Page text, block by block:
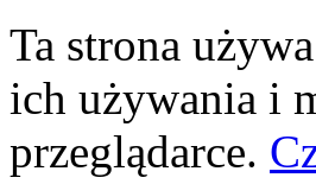
Ta strona
ich używania i
przeglądarce.